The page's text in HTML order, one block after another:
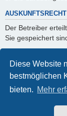
Diese Website
bestmöglichen
bieten. Mehr
AUSKUNFTSRECHT
Der Betreiber
Sie gespeichert
Sie können
verlangen.
Foren-Übersicht